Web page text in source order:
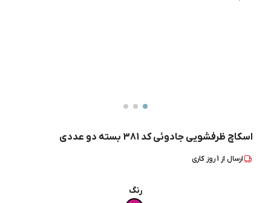
اسکاچ ظرفشویی جادوئی کد 381 بسته دو عددی
ارسال از 1روز کاری
رنگ